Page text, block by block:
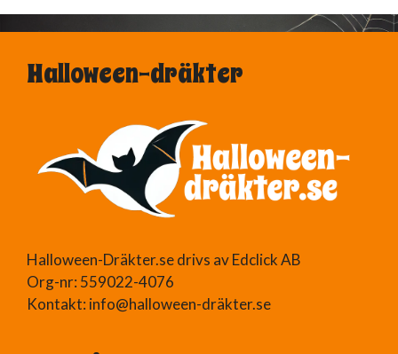
Halloween-dräkter
Halloween-Dräkter.se drivs av Edclick AB
Org-nr: 559022-4076
Kontakt: info@halloween-dräkter.se